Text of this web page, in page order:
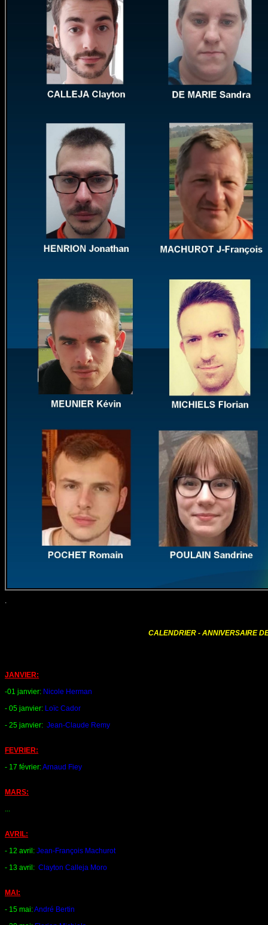
.
CALENDRIER - ANNIVERSAIRE DES MEMBRES
JANVIER:
-01 janvier: Nicole Herman
- 05 janvier: Loïc Cador
- 25 janvier: Jean-Claude Remy
FEVRIER:
- 17 février:Arnaud Fiey
MARS:
...
AVRIL:
- 12 avril: Jean-François Machurot
- 13 avril: Clayton Calleja Moro
MAI:
- 15 mai:André Bertin